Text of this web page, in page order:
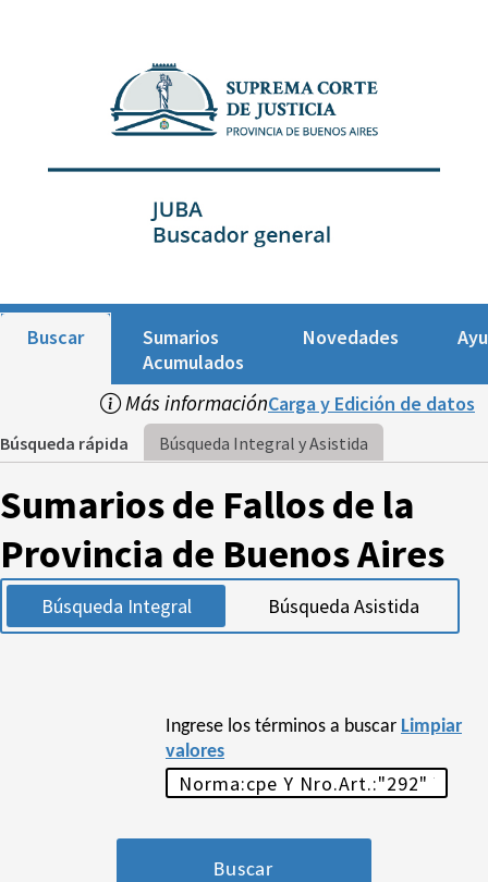
Buscar
Sumarios
Acumulados
Novedades
Más informaciónCarga y Edición de datos
Búsqueda rápida Búsqueda Integral y Asistida
Sumarios de Fallos de la
Provincia de Buenos Aires
Búsqueda Integral Búsqueda Asistida
Ingrese los términos a buscar Limpiar
valores